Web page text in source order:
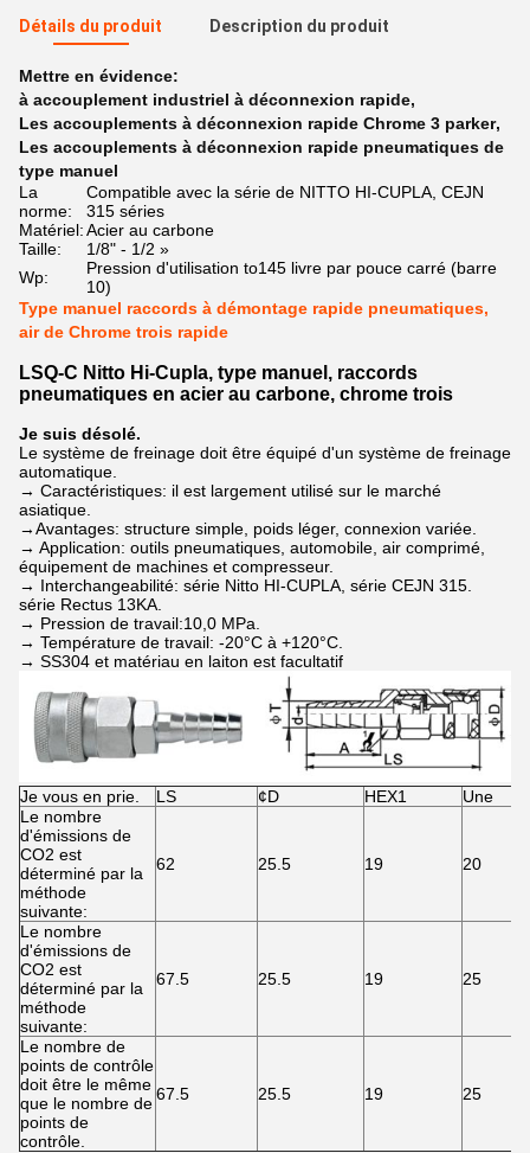
Détails du produit Description du produit
Mettre en évidence:
à accouplement industriel à déconnexion rapide,
Les accouplements à déconnexion rapide Chrome 3 parker,
Les accouplements à déconnexion rapide pneumatiques de
type manuel
La
norme:
Compatible avec la série de NITTO HI-CUPLA, CEJN
315 séries
Matériel:Acier au carbone
Taille:
1/8" - 1/2 »
Wp:
Pression d'utilisation to145 livre par pouce carré (barre
10)
Type manuel raccords à démontage rapide pneumatiques,
air de Chrome trois rapide
LSQ-C Nitto Hi-Cupla, type manuel, raccords
pneumatiques en acier au carbone, chrome trois
Je suis désolé.
Le système de freinage doit être équipé d'un système de freinage
automatique.
→ Caractéristiques: il est largement utilisé sur le marché
asiatique.
→Avantages: structure simple, poids léger, connexion variée.
→ Application: outils pneumatiques, automobile, air comprimé,
équipement de machines et compresseur.
→ Interchangeabilité: série Nitto HI-CUPLA, série CEJN 315.
série Rectus 13KA.
→ Pression de travail:10,0 MPa.
→ Température de travail: -20°C à +120°C.
→ SS304 et matériau en laiton est facultatif
Je vous en prie. LS ¢D HEX1
Une
Le nombre
d'émissions de
CO2 est
déterminé par la
méthode
suivante:
62 25.5 19 20
Le nombre
d'émissions de
CO2 est
déterminé par la
méthode
suivante:
67.5 25.5 19 25
Le nombre de
points de contrôle
doit être le même
que le nombre de
points de
contrôle.
67.5 25.5 19 25